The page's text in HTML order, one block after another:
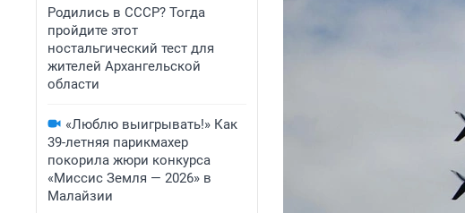
Родились в СССР? Тогда
пройдите этот
ностальгический тест для
жителей Архангельской
области
«Люблю выигрывать!» Как
39-летняя парикмахер
покорила жюри конкурса
«Миссис Земля — 2026» в
Малайзии